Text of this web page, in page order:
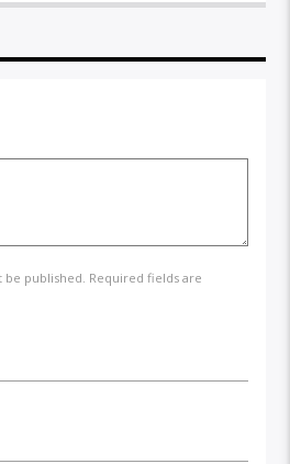
published. Required fields are